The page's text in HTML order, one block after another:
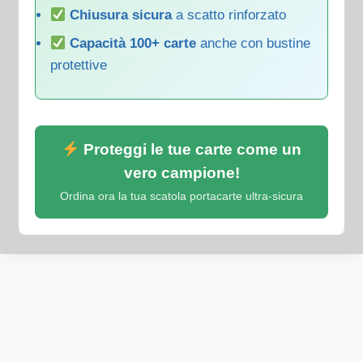
Chiusura sicuraa scatto rinforzato
Capacità 100+ carte anche con bustine
protettive
Proteggi le tue carte come un
vero campione!
Ordina ora la tua scatola portacarte ultra-sicura